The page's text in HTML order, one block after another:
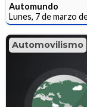
Automundo
Lunes, 7 de marzo
Automovilismo